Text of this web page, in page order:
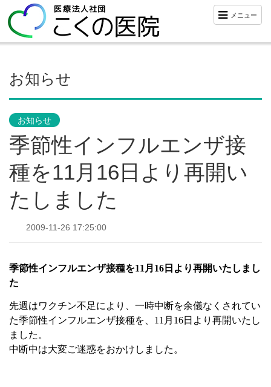
メニュー
お知らせ
お知らせ
季節性インフルエンザ接
種を11月16日より再開い
たしました
2009-11-26 17:25:00
季節性インフルエンザ接種を11月16日より再開いたしまし
た
先週はワクチン不足により、一時中断を余儀なくされてい
た季節性インフルエンザ接種を、11月16日より再開いたし
ました。
中断中は大変ご迷惑をおかけしました。